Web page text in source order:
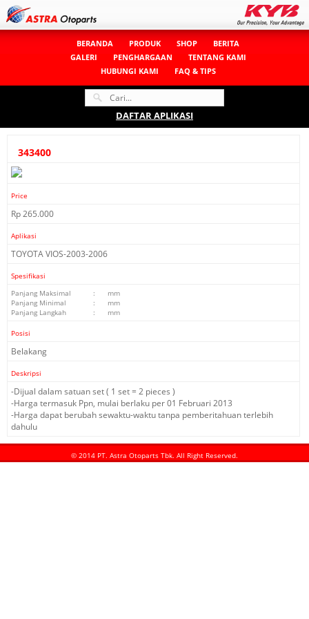
BERANDA PRODUK SHOP
BERITA
GALERI
PENGHARGAAN
TENTANG KAMI
HUBUNGI KAMI
FAQ & TIPS
DAFTAR APLIKASI
343400
Price
Rp 265.000
Aplikasi
TOYOTA VIOS-2003-2006
Spesifikasi
Panjang Maksimal
:
mm
Panjang Minimal
:
mm
Panjang Langkah
: mm
Posisi
Belakang
Deskripsi
-Dijual dalam satuan set ( 1 set = 2 pieces )
-Harga termasuk Ppn, mulai berlaku per 01 Februari 2013
-Harga dapat berubah sewaktu-waktu tanpa pemberitahuan terlebih
dahulu
© 2014 PT. Astra Otoparts Tbk. All Right Reserved.